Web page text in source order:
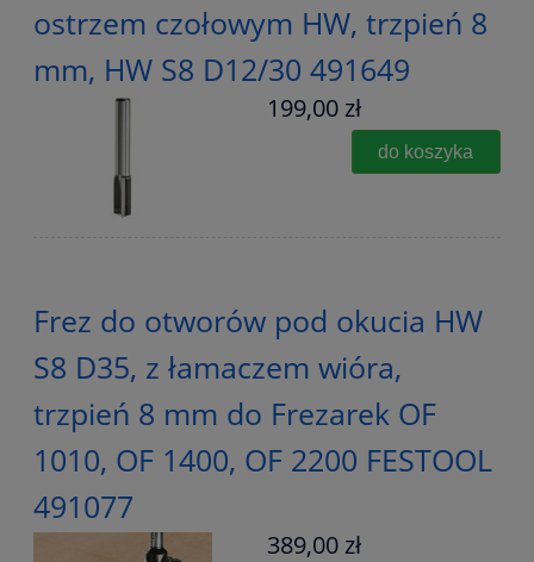
ostrzem czołowym HW, trzpień 8
mm, HW S8 D12/30 491649
199,00 zł
do koszyka
Frez do otworów pod okucia HW
S8 D35, z łamaczem wióra,
trzpień 8 mm do Frezarek OF
1010, OF 1400, OF 2200 FESTOOL
491077
389,00 zł